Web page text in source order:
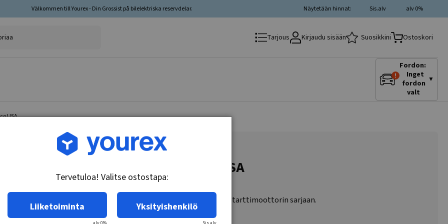
Välkommen till Yourex - Din Grossist på bilelektriska reservdelar. alv 0%
Sis.alv
Näytetään hinnat:
Tarjous Kirjaudu sisään Suosikkini Ostoskori
Fordon:
Inget
fordon
valt
▼
USA
Tuotenro.: DR-1962601
Tiiviste Solenoidi, Delco USA
Tiiviste - Solenoidi Soveltuu 10/20/22/25/27MT starttimoottorin sarjaan.
Tervetuloa! Valitse ostostapa:
Liiketoiminta Yksityishenkilö